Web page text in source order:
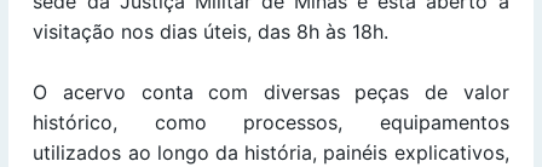
visitação nos dias úteis, das 8h às 18h.
O acervo conta com diversas peças de valor
histórico, como processos, equipamentos
utilizados ao longo da história, painéis explicativos,